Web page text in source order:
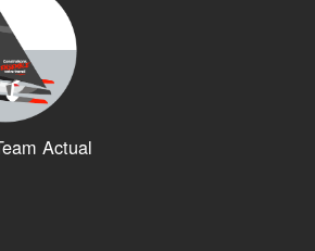
Actual